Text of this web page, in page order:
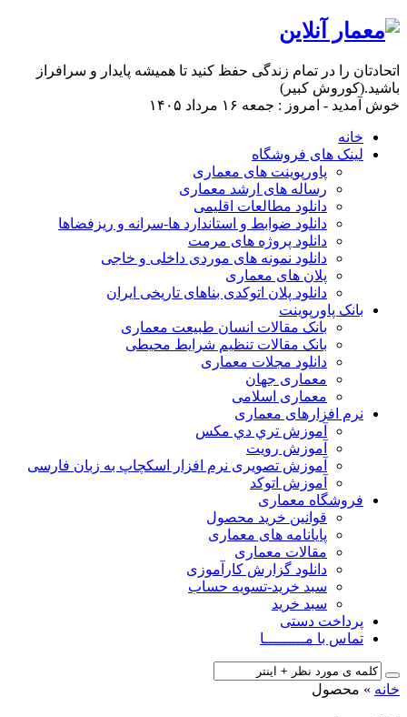
اتحادتان را در تمام زندگی حفظ کنید تا همیشه پایدار و سرافراز
باشید.(کوروش کبیر)
خوش آمدید - امروز : جمعه ۱۶ مرداد ۱۴۰۵
خانه
لینک های فروشگاه
پاورپوینت های معماری
رساله های ارشد معماری
دانلود مطالعات اقلیمی
دانلود ضوابط و استاندارد ها-سرانه و ریزفضاها
دانلود پروژه های مرمت
دانلود نمونه های موردی داخلی و خاجی
پلان های معماری
دانلود پلان اتوکدی بناهای تاریخی ایران
بانک پاورپوینت
بانک مقالات انسان طبیعت معماری
بانک مقالات تنظیم شرایط محیطی
دانلود مجلات معماری
معماری جهان
معماری اسلامی
نرم افزارهای معماری
آﻣﻮزش ﺗﺮي دي ﻣﮑﺲ
آموزش رویت
آموزش تصویری نرم افزار اسکچاپ به زبان فارسی
آموزش اتوکد
فروشگاه معماری
قوانین خرید محصول
پایانامه های معماری
مقالات معماری
دانلود گزارش کارآموزی
سبد خرید-تسویه حساب
سبد خرید
پرداخت دستی
تماس با مـــــــــا
خانه » محصول